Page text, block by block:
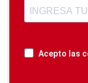
Acepto las